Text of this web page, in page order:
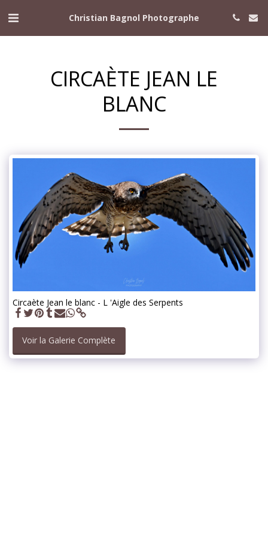
Christian Bagnol Photographe
CIRCAÈTE JEAN LE
BLANC
Circaète Jean le blanc - L 'Aigle des Serpents
Voir la Galerie Complète